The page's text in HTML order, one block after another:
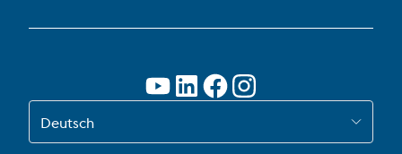
WECHSLE ZU DE-AT
Deutsch